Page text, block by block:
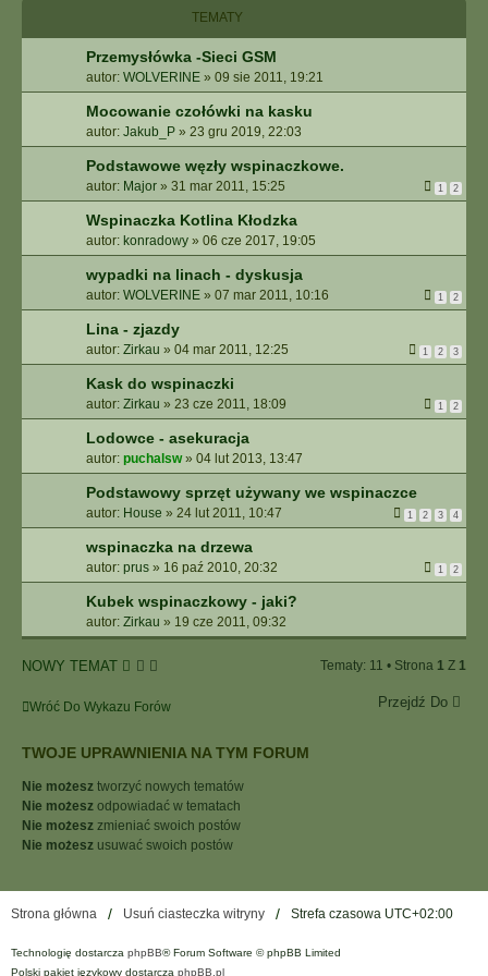
A
A
A
N
S
O
W
A
N
TEMATY
Przemysłówka -Sieci GSM
autor: WOLVERINE » 09 sie 2011, 19:21
Mocowanie czołówki na kasku
autor: Jakub_P » 23 gru 2019, 22:03
Podstawowe węzły wspinaczkowe.
autor: Major » 31 mar 2011, 15:25 1 2
Wspinaczka Kotlina Kłodzka
autor: konradowy » 06 cze 2017, 19:05
wypadki na linach - dyskusja
autor: WOLVERINE » 07 mar 2011, 10:16 1 2
Lina - zjazdy
autor: Zirkau » 04 mar 2011, 12:25 1 2 3
Kask do wspinaczki
autor: Zirkau » 23 cze 2011, 18:09 1 2
Lodowce - asekuracja
autor: puchalsw» 04 lut 2013, 13:47
Podstawowy sprzęt używany we wspinaczce
autor: House » 24 lut 2011, 10:47 1 2 3 4
wspinaczka na drzewa
autor: prus » 16 paź 2010, 20:32 1 2
Kubek wspinaczkowy - jaki?
autor: Zirkau » 19 cze 2011, 09:32
NOWY TEMAT Tematy: 11 • Strona 1 Z 1
Wróć Do Wykazu Forów Przejdź Do
TWOJE UPRAWNIENIA NA TYM FORUM
Nie możesz tworzyć nowych tematów
Nie możesz odpowiadać w tematach
Nie możesz zmieniać swoich postów
Nie możesz usuwać swoich postów
Strona główna Usuń ciasteczka witryny Strefa czasowa UTC+02:00
Technologię dostarcza phpBB® Forum Software © phpBB Limited
Polski pakiet językowy dostarcza phpBB.pl